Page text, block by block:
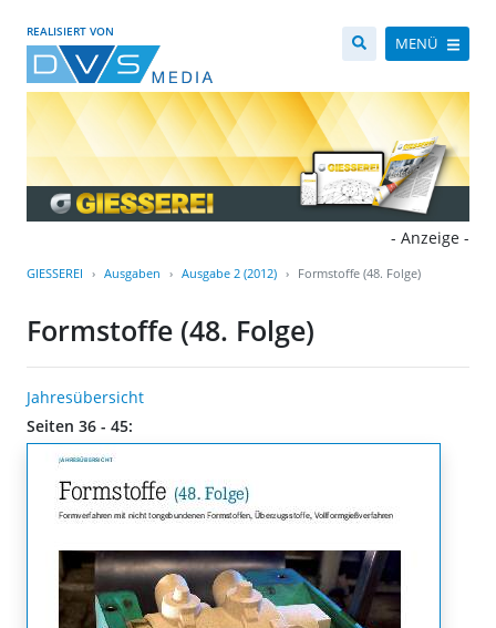
REALISIERT VON
MENÜ
- Anzeige -
GIESSEREI Ausgaben Ausgabe 2 (2012) Formstoffe (48. Folge)
Formstoffe (48. Folge)
Jahresübersicht
Seiten 36 - 45: